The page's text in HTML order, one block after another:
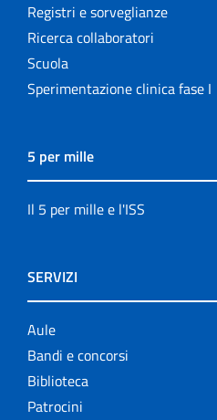
Registri e sorveglianze
Ricerca collaboratori
Scuola
Sperimentazione clinica fase I
5 per mille
Il 5 per mille e l'ISS
SERVIZI
Aule
Bandi e concorsi
Biblioteca
Patrocini